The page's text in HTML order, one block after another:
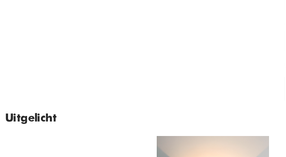
Uitgelicht